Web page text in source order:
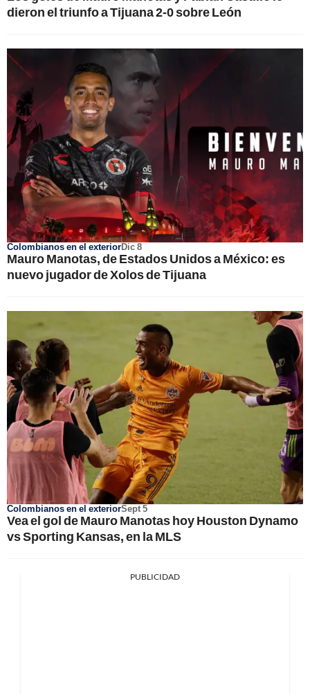
dieron el triunfo a Tijuana 2-0 sobre León
Colombianos en el exteriorDic 8
Mauro Manotas, de Estados Unidos a México: es
nuevo jugador de Xolos de Tijuana
Colombianos en el exteriorSept 5
Vea el gol de Mauro Manotas hoy Houston Dynamo
vs Sporting Kansas, en la MLS
PUBLICIDAD